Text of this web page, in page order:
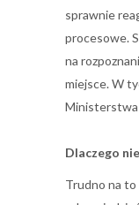
sprawnie
procesowe.
na
miejsce. W
Ministerstwa
Dlaczego
Trudno na